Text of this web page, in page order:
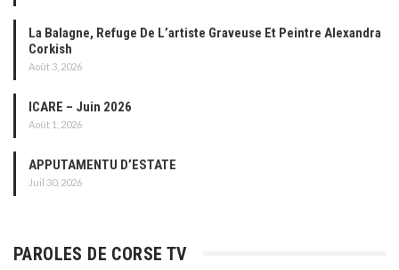
La Balagne, Refuge De L’artiste Graveuse Et Peintre Alexandra
Corkish
Août 3, 2026
ICARE – Juin 2026
Août 1, 2026
APPUTAMENTU D’ESTATE
Juil 30, 2026
PAROLES DE CORSE TV